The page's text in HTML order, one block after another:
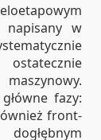
napisany w
fazy:
front-